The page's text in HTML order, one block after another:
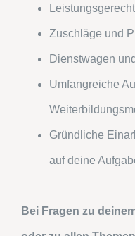
Zuschläge und
Dienstwagen
Umfangreiche
Gründliche
auf deine
Bei Fragen zu